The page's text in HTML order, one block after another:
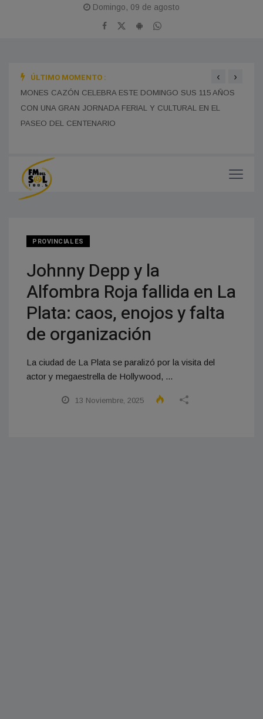
Domingo, 09 de agosto
ÚLTIMO MOMENTO :
MONES CAZÓN CELEBRA ESTE DOMINGO SUS 115 AÑOS
CON UNA GRAN JORNADA FERIAL Y CULTURAL EN EL
PASEO DEL CENTENARIO
‹ ›
PROVINCIALES
Johnny Depp y la
Alfombra Roja fallida en La
Plata: caos, enojos y falta
de organización
La ciudad de La Plata se paralizó por la visita del
actor y megaestrella de Hollywood, ...
13 Noviembre, 2025